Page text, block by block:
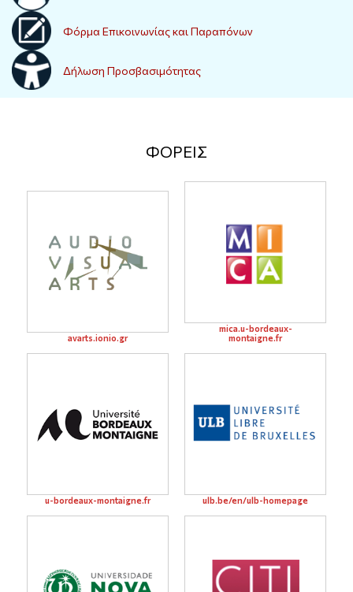
Φόρμα Επικοινωνίας και Παραπόνων
Δήλωση Προσβασιμότητας
ΦΟΡΕΙΣ
avarts.ionio.gr
mica.u-bordeaux-
montaigne.fr
u-bordeaux-montaigne.fr ulb.be/en/ulb-homepage